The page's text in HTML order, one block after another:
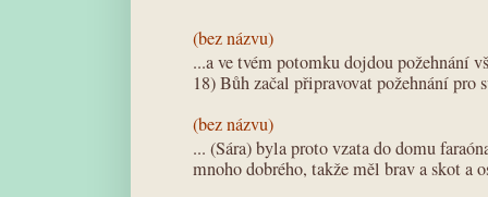
(bez názvu)
...a ve tvém potomku dojdou požehnání
18) Bůh začal připravovat požehnání pro
(bez názvu)
... (Sára) byla proto vzata do domu
mnoho dobrého, takže měl brav a skot a